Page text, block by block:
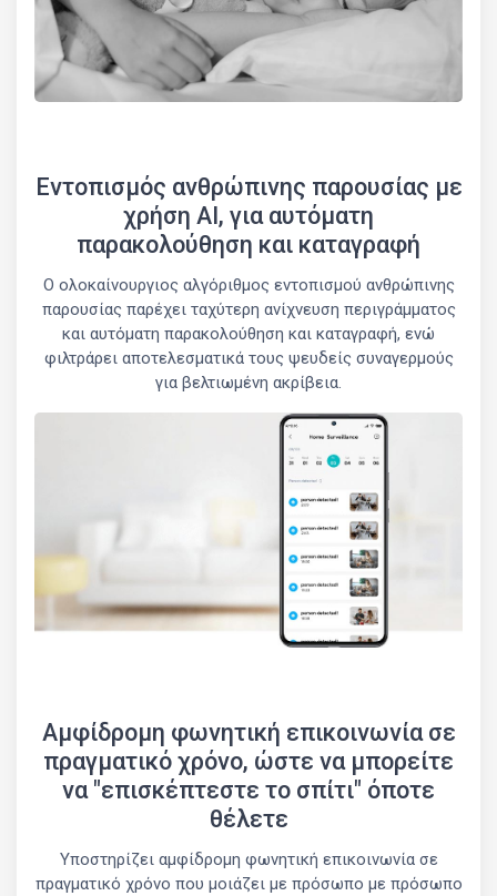
Εντοπισμός ανθρώπινης παρουσίας με
χρήση AI, για αυτόματη
παρακολούθηση και καταγραφή
Ο ολοκαίνουργιος αλγόριθμος εντοπισμού ανθρώπινης
παρουσίας παρέχει ταχύτερη ανίχνευση περιγράμματος
και αυτόματη παρακολούθηση και καταγραφή, ενώ
φιλτράρει αποτελεσματικά τους ψευδείς συναγερμούς
για βελτιωμένη ακρίβεια.
Αμφίδρομη φωνητική επικοινωνία σε
πραγματικό χρόνο, ώστε να μπορείτε
να "επισκέπτεστε το σπίτι" όποτε
θέλετε
Υποστηρίζει αμφίδρομη φωνητική επικοινωνία σε
πραγματικό χρόνο που μοιάζει με πρόσωπο με πρόσωπο